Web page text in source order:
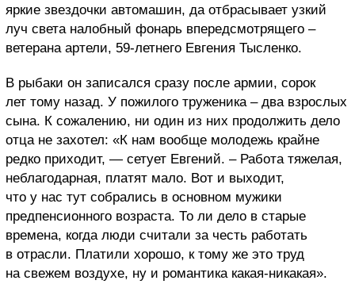
яркие звездочки автомашин, да отбрасывает узкий
луч света налобный фонарь впередсмотрящего –
ветерана артели, 59-летнего Евгения Тысленко.
В рыбаки он записался сразу после армии, сорок
лет тому назад. У пожилого труженика – два взрослых
сына. К сожалению, ни один из них продолжить дело
отца не захотел: «К нам вообще молодежь крайне
редко приходит, — сетует Евгений. – Работа тяжелая,
неблагодарная, платят мало. Вот и выходит,
что у нас тут собрались в основном мужики
предпенсионного возраста. То ли дело в старые
времена, когда люди считали за честь работать
в отрасли. Платили хорошо, к тому же это труд
на свежем воздухе, ну и романтика какая-никакая».